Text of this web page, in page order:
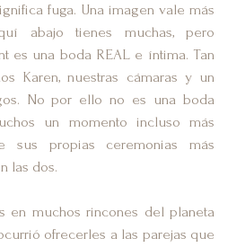
fuga. Una imagen vale más
abajo tienes muchas, pero
es una boda REAL e íntima. Tan
Karen, nuestras cámaras y un
No por ello no es una boda
un momento incluso más
sus propias ceremonias más
las dos.
en muchos rincones del planeta
ofrecerles a las parejas que